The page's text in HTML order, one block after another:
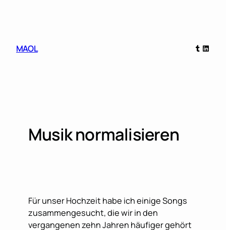
MAOL
Tumblr
Musik normalisieren
Für unser Hochzeit habe ich einige Songs
zusammengesucht, die wir in den
vergangenen zehn Jahren häufiger gehört